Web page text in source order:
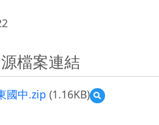
檔案連結
國中.zip (1.16KB)
預
覽